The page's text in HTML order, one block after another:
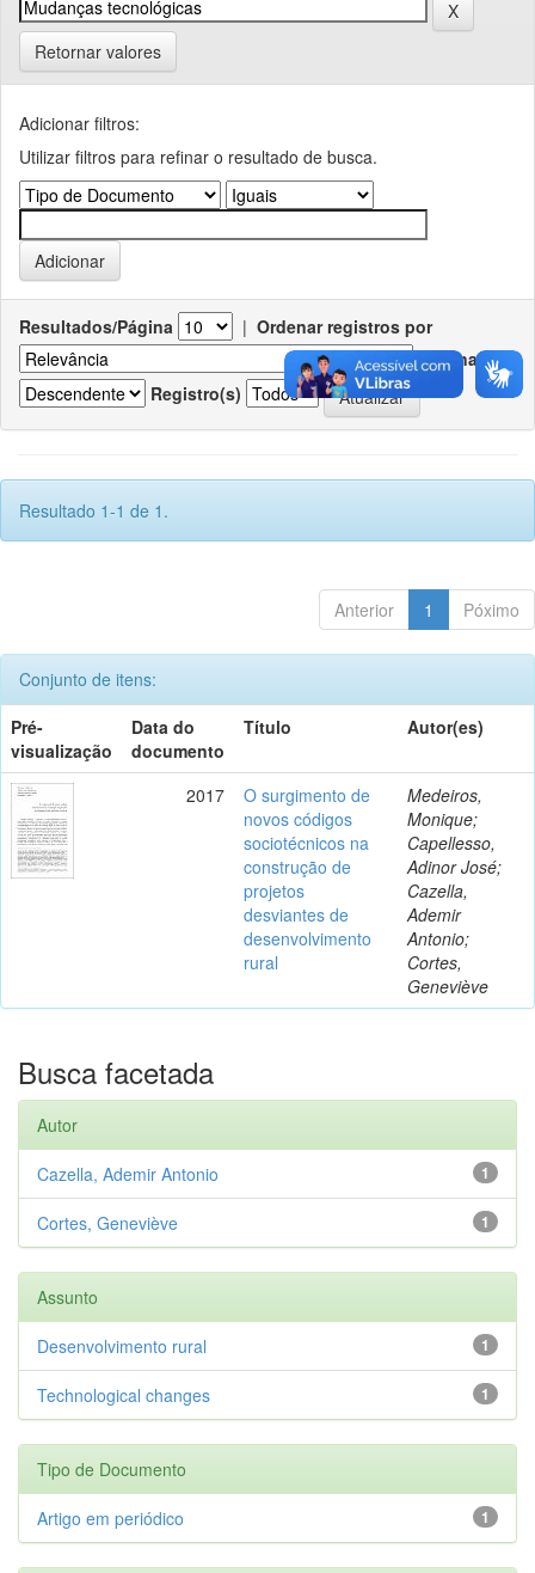
Retornar valores
Adicionar filtros:
Utilizar filtros para refinar o resultado de busca.
Resultados/Página | Ordenar registros por
Ordenar
Registro(s)
Resultado 1-1 de 1.
Anterior 1 Póximo
Conjunto de itens:
Pré-
visualização
Data do
documento
Título Autor(es)
2017
O surgimento de
novos códigos
sociotécnicos na
construção de
projetos
desviantes de
desenvolvimento
rural
Medeiros,
Monique;
Capellesso,
Adinor José;
Cazella,
Ademir
Antonio;
Cortes,
Geneviève
Busca facetada
Autor
1
Cazella, Ademir Antonio
1
Cortes, Geneviève
Assunto
1
Desenvolvimento rural
1
Technological changes
Tipo de Documento
1
Artigo em periódico